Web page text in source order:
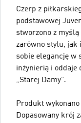
Czerp z
podstawowej
stworzono z
zarówno stylu, jak
sobie elegancję w
inżynierią i oddaje
„Starej Damy”.
Produkt
Dopasowany krój